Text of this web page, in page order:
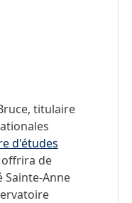
titulaire
d'études
offrira de
Sainte-Anne